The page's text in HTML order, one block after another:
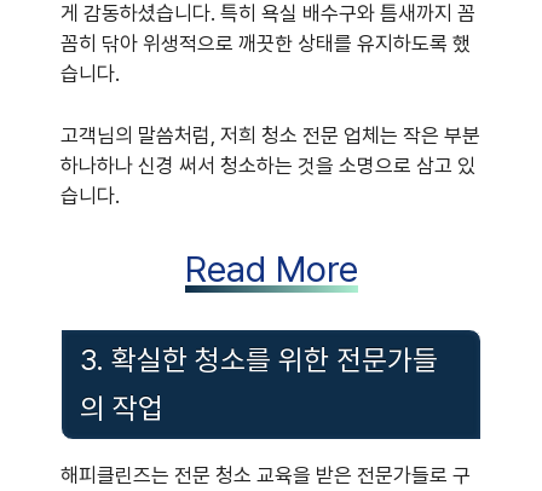
게 감동하셨습니다. 특히 욕실 배수구와 틈새까지 꼼
꼼히 닦아 위생적으로 깨끗한 상태를 유지하도록 했
습니다.
고객님의 말씀처럼, 저희 청소 전문 업체는 작은 부분
하나하나 신경 써서 청소하는 것을 소명으로 삼고 있
습니다.
Read More
3. 확실한 청소를 위한 전문가들
의 작업
해피클린즈는 전문 청소 교육을 받은 전문가들로 구